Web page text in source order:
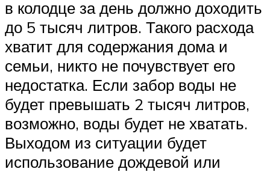
в колодце за день должно доходить
до 5 тысяч литров. Такого расхода
хватит для содержания дома и
семьи, никто не почувствует его
недостатка. Если забор воды не
будет превышать 2 тысяч литров,
возможно, воды будет не хватать.
Выходом из ситуации будет
использование дождевой или